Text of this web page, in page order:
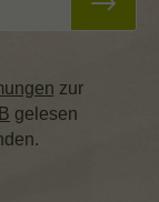
zur
gelesen